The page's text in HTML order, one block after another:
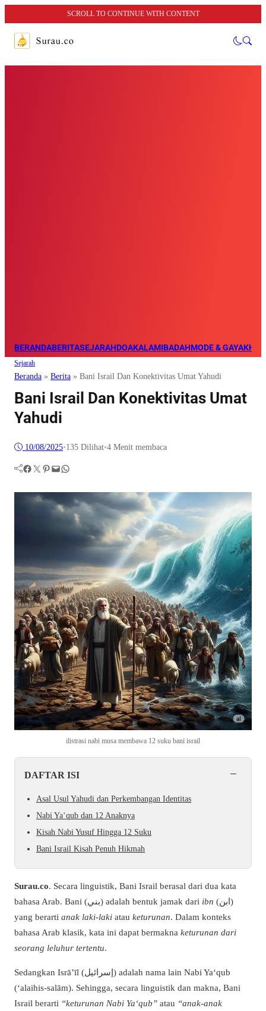
SCROLL TO CONTINUE WITH CONTENT
BERANDABERITASEJARAHDOAKALAMIBADAHMODE & GAYA
Sejarah
Beranda » Berita » Bani Israil Dan Konektivitas Umat Yahudi
Bani Israil Dan Konektivitas Umat
Yahudi
10/08/2025•135 Dilihat•4 Menit membaca
Facebook Twitter Pinterest Mail WhatsApp
ilistrasi nabi musa membawa 12 suku bani israil
DAFTAR ISI −
Asal Usul Yahudi dan Perkembangan Identitas
Nabi Ya‘qub dan 12 Anaknya
Kisah Nabi Yusuf Hingga 12 Suku
Bani Israil Kisah Penuh Hikmah
Surau.co. Secara linguistik, Bani Israil berasal dari dua kata
bahasa Arab. Bani (بني) adalah bentuk jamak dari ibn (ابن)
yang berarti anak laki-laki atau keturunan. Dalam konteks
bahasa Arab klasik, kata ini dapat bermakna keturunan dari
seorang leluhur tertentu.
Sedangkan Isrā’īl (إسرائيل) adalah nama lain Nabi Ya‘qub
(‘alaihis-salām). Sehingga, secara linguistik dan makna, Bani
Israil berarti “keturunan Nabi Ya‘qub” atau “anak-anak